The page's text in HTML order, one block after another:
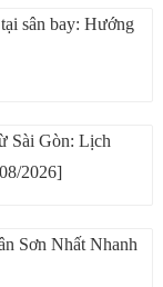
sân bay: Hướng
Sài Gòn: Lịch
2026]
Sơn Nhất Nhanh